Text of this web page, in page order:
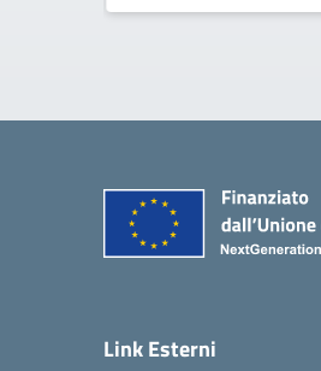
Link Esterni